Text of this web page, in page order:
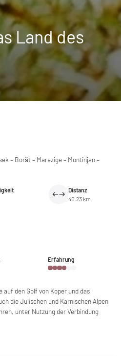
Land des
– Boršt – Marezige – Montinjan –
Distanz
40.23 km
Erfahrung
den Golf von Koper und das
die Julischen und Karnischen Alpen
unter Nutzung der Verbindung